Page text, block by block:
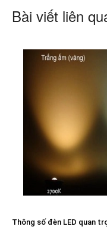
Bài viết liên
Thông số đèn LED quan